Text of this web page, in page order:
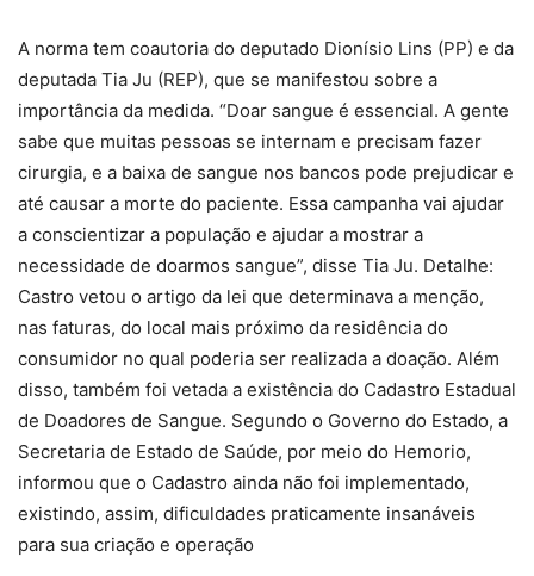
A norma tem coautoria do deputado Dionísio Lins (PP) e da
deputada Tia Ju (REP), que se manifestou sobre a
importância da medida. “Doar sangue é essencial. A gente
sabe que muitas pessoas se internam e precisam fazer
cirurgia, e a baixa de sangue nos bancos pode prejudicar e
até causar a morte do paciente. Essa campanha vai ajudar
a conscientizar a população e ajudar a mostrar a
necessidade de doarmos sangue”, disse Tia Ju. Detalhe:
Castro vetou o artigo da lei que determinava a menção,
nas faturas, do local mais próximo da residência do
consumidor no qual poderia ser realizada a doação. Além
disso, também foi vetada a existência do Cadastro Estadual
de Doadores de Sangue. Segundo o Governo do Estado, a
Secretaria de Estado de Saúde, por meio do Hemorio,
informou que o Cadastro ainda não foi implementado,
existindo, assim, dificuldades praticamente insanáveis
para sua criação e operação